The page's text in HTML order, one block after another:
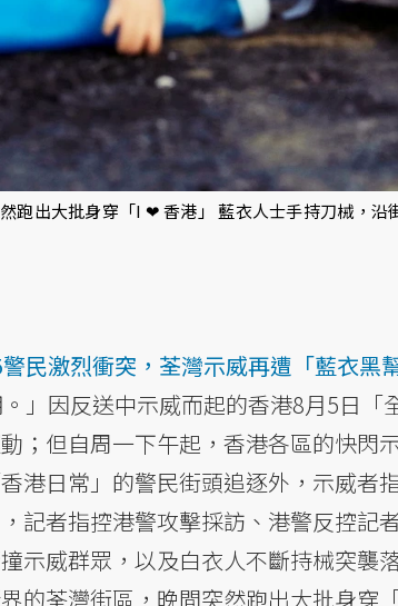
跑出大批身穿「I ❤ 香港」 藍衣人士手持刀械，
民激烈衝突，荃灣示威再遭「藍衣黑
。」因反送中示威而起的香港8月5日
；但自周一下午起，香港各區的快閃
港日常」的警民街頭追逐外，示威者
記者指控港警攻擊採訪、港警反控記
撞示威群眾，以及白衣人不斷持械突
的荃灣街區，晚間突然跑出大批身穿